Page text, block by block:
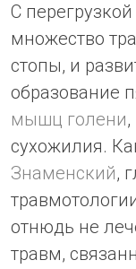
С
множество
стопы, и
образование
мышц голени
сухожилия.
Знаменский,
отнюдь не
травм,